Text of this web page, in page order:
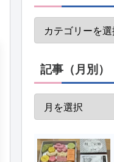
記事（月別）